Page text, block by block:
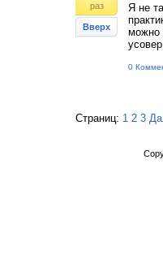
раз
Вверх
Я не
можно
0
Страниц: 1 2 3